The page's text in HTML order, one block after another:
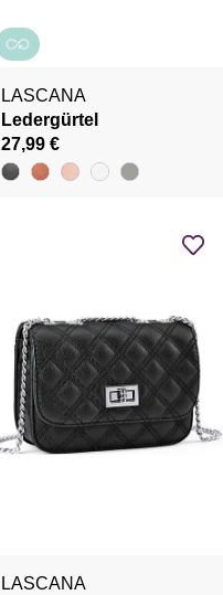
LASCANA
Ledergürtel
27,99 €
LASCANA